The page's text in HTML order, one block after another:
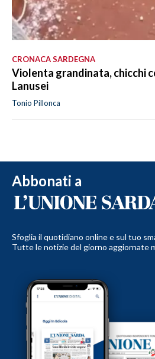
CRONACA SARDEGNA
Violenta grandinata, chicchi
Lanusei
Tonio Pillonca
Abbonati a
Sfoglia il quotidiano online e sul tuo
Tutte le notizie del giorno aggiornate